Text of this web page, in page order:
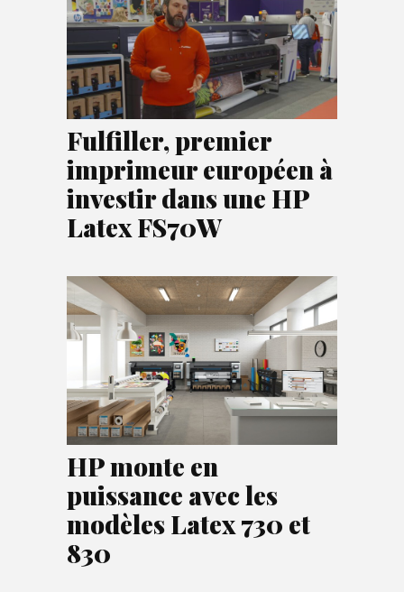
Fulfiller, premier
imprimeur européen à
investir dans une HP
Latex FS70W
HP monte en
puissance avec les
modèles Latex 730 et
830